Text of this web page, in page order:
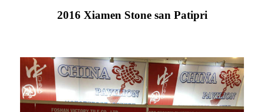
2016 Xiamen Stone san Patipri